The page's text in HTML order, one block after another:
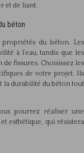
et de liant.
béton
du béton. Les
à l’eau, tandis que les
fissures. Choisissez les
de votre projet. Ils
la durabilité du béton tout
pourrez réaliser une
esthétique, qui résistera